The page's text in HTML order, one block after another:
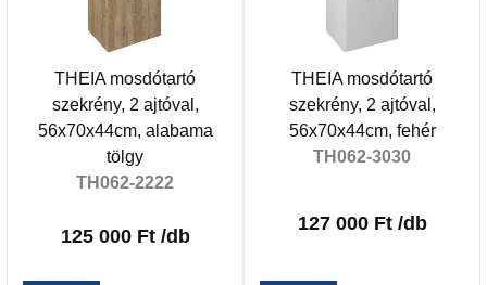
THEIA mosdótartó
szekrény, 2 ajtóval,
56x70x44cm, alabama
tölgy
TH062-2222
125 000 Ft /db
THEIA mosdótartó
szekrény, 2 ajtóval,
56x70x44cm, fehér
TH062-3030
127 000 Ft /db